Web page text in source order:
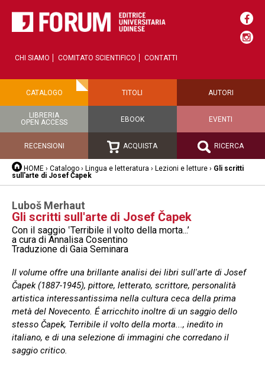
CHI SIAMO COMITATO SCIENTIFICO CONTATTI
CATALOGO TITOLI AUTORI
LIBRERIA
OPEN ACCESS
EBOOK EVENTI
RECENSIONI ACQUISTA RICERCA
HOME › Catalogo › Lingua e letteratura › Lezioni e letture › Gli scritti
sull'arte di Josef Čapek
Luboš Merhaut
Gli scritti sull'arte di Josef Čapek
Con il saggio ‛Terribile il volto della morta...’
a cura di Annalisa Cosentino
Traduzione di Gaia Seminara
Il volume offre una brillante analisi dei libri sull'arte di Josef
Čapek (1887-1945), pittore, letterato, scrittore, personalità
artistica interessantissima nella cultura ceca della prima
metà del Novecento. É arricchito inoltre di un saggio dello
stesso Čapek, Terribile il volto della morta..., inedito in
italiano, e di una selezione di immagini che corredano il
saggio critico.